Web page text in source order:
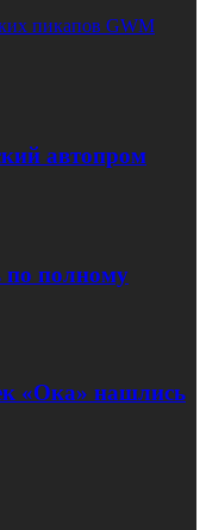
пикапов GWM
автопром
по полному
«Ока» нашлись